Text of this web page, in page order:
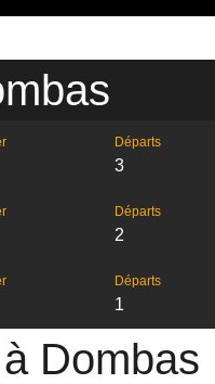
Départs
3
Départs
2
Départs
1
Dombas